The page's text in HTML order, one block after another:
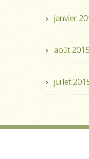
janvier
août 2015
juillet